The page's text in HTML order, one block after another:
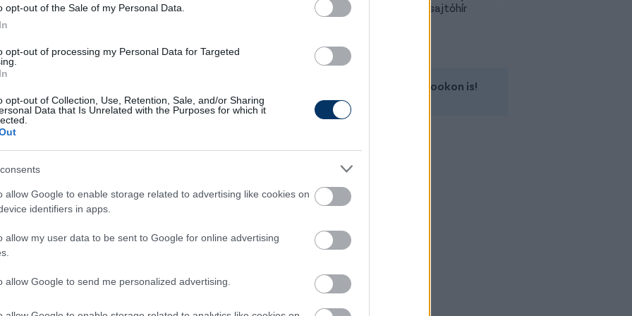
opt-out of the Sale of my Personal Data.
opt-out of processing my Personal Data for Targeted
opt-out of Collection, Use, Retention, Sale, and/or Sharing
Data that Is Unrelated with the Purposes for which it
allow Google to enable storage related to advertising like cookies on
identifiers in apps.
allow my user data to be sent to Google for online advertising
allow Google to send me personalized advertising.
a fedélzetén fordulatos mérkőzésen nyert 5-
A magyar válogatott támadó csapata
elő.
is lehet - sajtóhír
Kövess minket a Facebookon is!